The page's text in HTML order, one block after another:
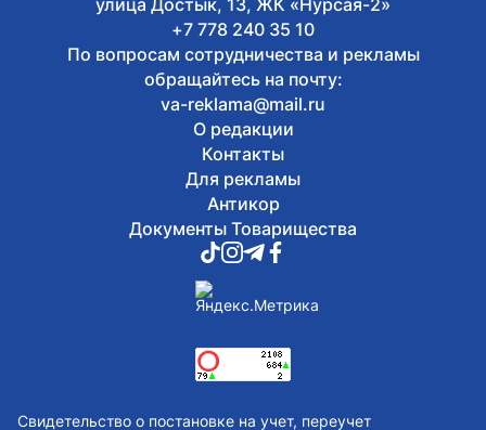
избранными высказываниями Касым-
улица Достык, 13, ЖК «Нурсая-2»
+7 778 240 35 10
По вопросам сотрудничества и рекламы
обращайтесь на почту:
va-reklama@mail.ru
О редакции
Контакты
Для рекламы
Антикор
Документы Товарищества
Свидетельство о постановке на учет, переучет